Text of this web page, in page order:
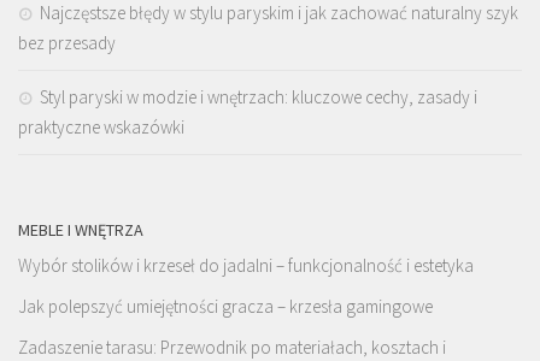
Najczęstsze błędy w stylu paryskim i jak zachować naturalny szyk
bez przesady
Styl paryski w modzie i wnętrzach: kluczowe cechy, zasady i
praktyczne wskazówki
MEBLE I WNĘTRZA
Wybór stolików i krzeseł do jadalni – funkcjonalność i estetyka
Jak polepszyć umiejętności gracza – krzesła gamingowe
Zadaszenie tarasu: Przewodnik po materiałach, kosztach i